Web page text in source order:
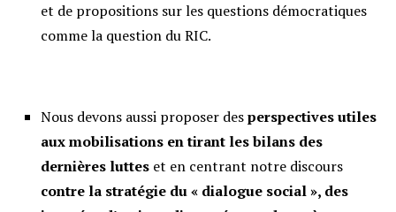
et de propositions sur les questions démocratiques
comme la question du RIC.
Nous devons aussi proposer desperspectives utiles
aux mobilisations en tirant les bilans des
dernières lutteset en centrant notre discours
contre la stratégie du « dialogue social », des